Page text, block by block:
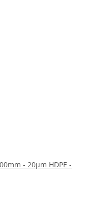
- 20µm HDPE -